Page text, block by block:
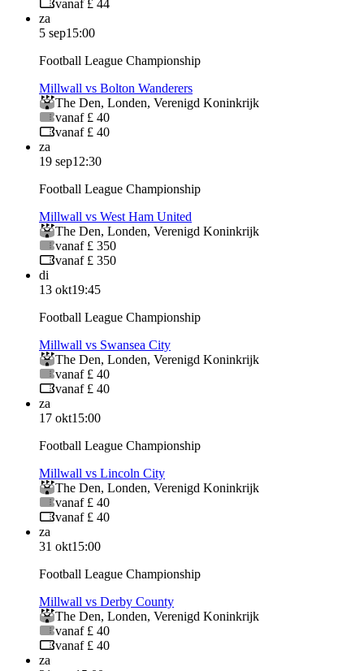
vanaf £ 44
za
5 sep15:00
Football League Championship
Millwall vs Bolton Wanderers
The Den, Londen, Verenigd Koninkrijk
vanaf £ 40
vanaf £ 40
za
19 sep12:30
Football League Championship
Millwall vs West Ham United
The Den, Londen, Verenigd Koninkrijk
vanaf £ 350
vanaf £ 350
di
13 okt19:45
Football League Championship
Millwall vs Swansea City
The Den, Londen, Verenigd Koninkrijk
vanaf £ 40
vanaf £ 40
za
17 okt15:00
Football League Championship
Millwall vs Lincoln City
The Den, Londen, Verenigd Koninkrijk
vanaf £ 40
vanaf £ 40
za
31 okt15:00
Football League Championship
Millwall vs Derby County
The Den, Londen, Verenigd Koninkrijk
vanaf £ 40
vanaf £ 40
za